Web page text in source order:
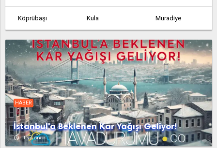
Köprübaşı Kula Muradiye
Salihli Sarıçam Sarıgöl
Saruhanlı Selendi Söğütçük
Soma Turgutlu Urganlı
Yeşilyurt
HABER
İstanbul'a Beklenen Kar Yağışı Geliyor!
access_time 1 yıl önce